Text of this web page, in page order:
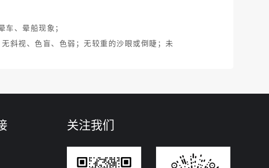
、晕船现象；
斜视、色盲、色弱；无较重的沙眼或倒睫；未
关注我们